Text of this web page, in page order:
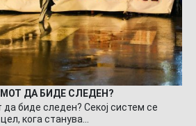
ДА БИДЕ СЛЕДЕН?
биде следен? Секој систем се
кога станува…